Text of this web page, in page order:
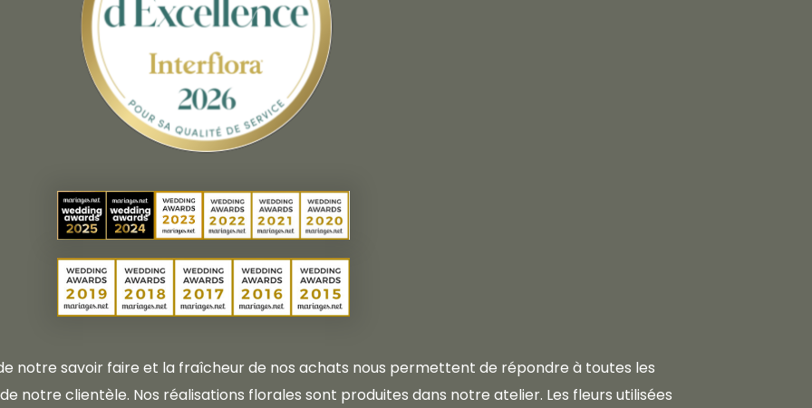
notre savoir faire et la fraîcheur de nos achats nous permettent de répondre à toutes les
notre clientèle. Nos réalisations florales sont produites dans notre atelier. Les fleurs utilisées